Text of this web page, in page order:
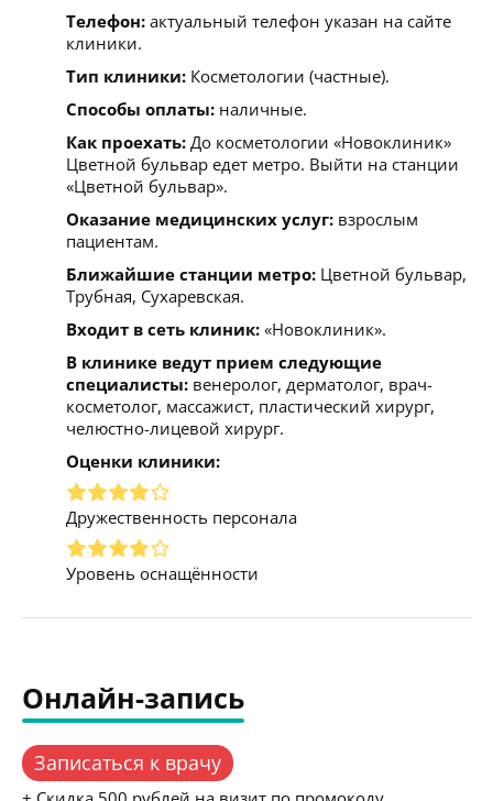
Телефон: актуальный телефон указан на сайте
клиники.
Тип клиники: Косметологии (частные).
Способы оплаты: наличные.
Как проехать: До косметологии «Новоклиник»
Цветной бульвар едет метро. Выйти на станции
«Цветной бульвар».
Оказание медицинских услуг: взрослым
пациентам.
Ближайшие станции метро: Цветной бульвар,
Трубная, Сухаревская.
Входит в сеть клиник: «Новоклиник».
В клинике ведут прием следующие
специалисты: венеролог, дерматолог, врач-
косметолог, массажист, пластический хирург,
челюстно-лицевой хирург.
Оценки клиники:
Дружественность персонала
Уровень оснащённости
Онлайн-запись
Записаться к врачу